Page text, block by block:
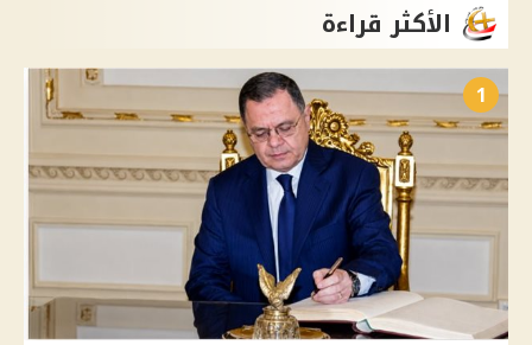
الأكثر قراءة
1